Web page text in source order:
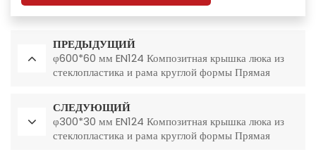
ПРЕДЫДУЩИЙ
φ600*60 мм EN124 Композитная крышка люка из
стеклопластика и рама круглой формы Прямая
СЛЕДУЮЩИЙ
φ300*30 мм EN124 Композитная крышка люка из
стеклопластика и рама круглой формы Прямая